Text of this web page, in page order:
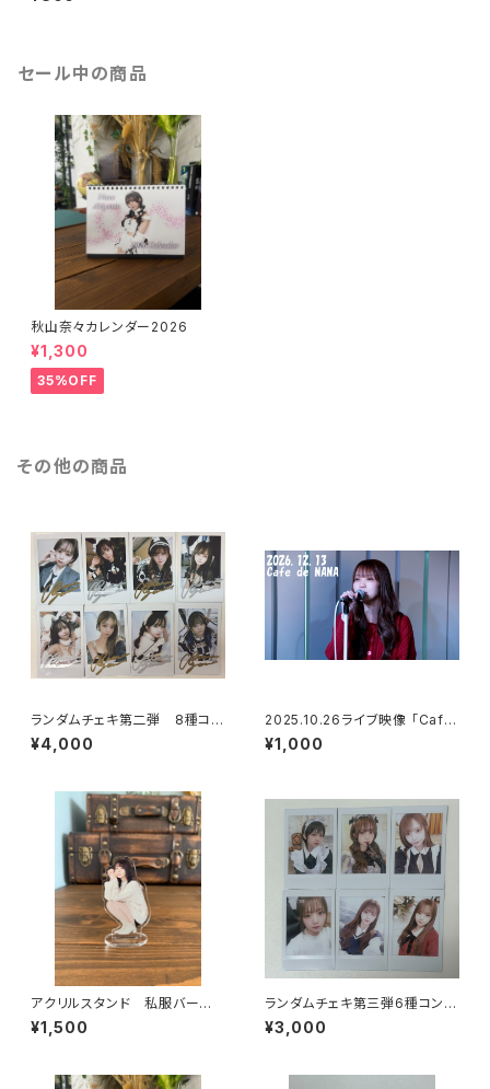
セール中の商品
秋山奈々カレンダー2026
¥1,300
35%OFF
その他の商品
ランダムチェキ第二弾 8種コン
プセット
¥4,000
2025.10.26ライブ映像 「Cafe
de NANA」
¥1,000
アクリルスタンド 私服バージョ
ン
¥1,500
ランダムチェキ第三弾6種コンプ
セット
¥3,000